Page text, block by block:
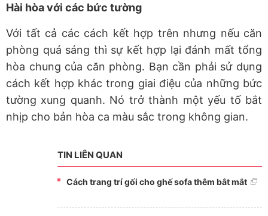
Hài hòa với các bức tường
Với tất cả các cách kết hợp trên nhưng nếu căn
phòng quá sáng thì sự kết hợp lại đánh mất tổng
hòa chung của căn phòng. Bạn cần phải sử dụng
cách kết hợp khác trong giai điệu của những bức
tường xung quanh. Nó trở thành một yếu tố bắt
nhịp cho bản hòa ca màu sắc trong không gian.
TIN LIÊN QUAN
Cách trang trí gối cho ghế sofa thêm bắt mắt